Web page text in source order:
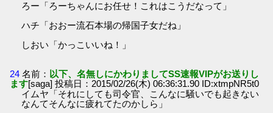
ろー「ろーちゃんにお任せ！これはこうだなって」
ハチ「おおー流石本場の帰国子女だね」
しおい「かっこいいね！」
24 名前： 以下、名無しにかわりましてSS速報VIPがお送りし
ます[saga] 投稿日：2015/02/26(木) 06:36:31.90 ID:xtmpNR5t0
イムヤ「それにしても司令官、こんなに騒いでも起きない
なんてそんなに疲れてたのかしら」